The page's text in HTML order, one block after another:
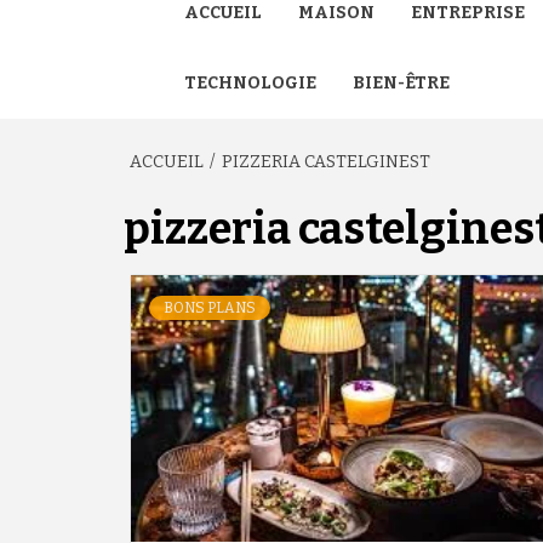
ACCUEIL MAISON ENTREPRISE
TECHNOLOGIE BIEN-ÊTRE
ACCUEIL PIZZERIA CASTELGINEST
pizzeria
BONS PLANS